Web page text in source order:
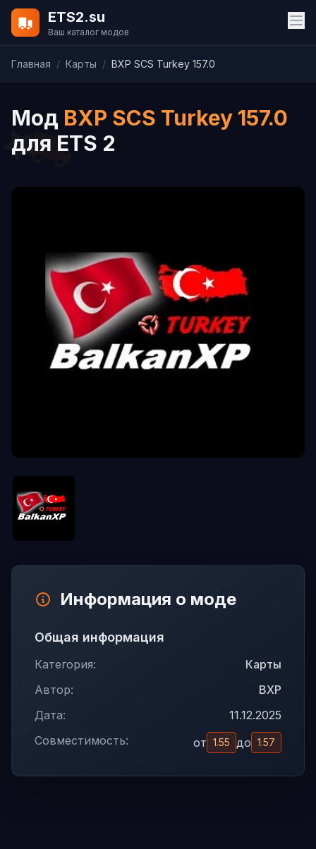
ETS2.su
Ваш каталог модов
Главная / Карты / BXP SCS Turkey 157.0
Мод BXP SCS Turkey 157.0
для ETS 2
Информация о моде
Общая информация
Категория:
Карты
Автор:
BXP
Дата:
11.12.2025
Совместимость:
от 1.55 до 1.57